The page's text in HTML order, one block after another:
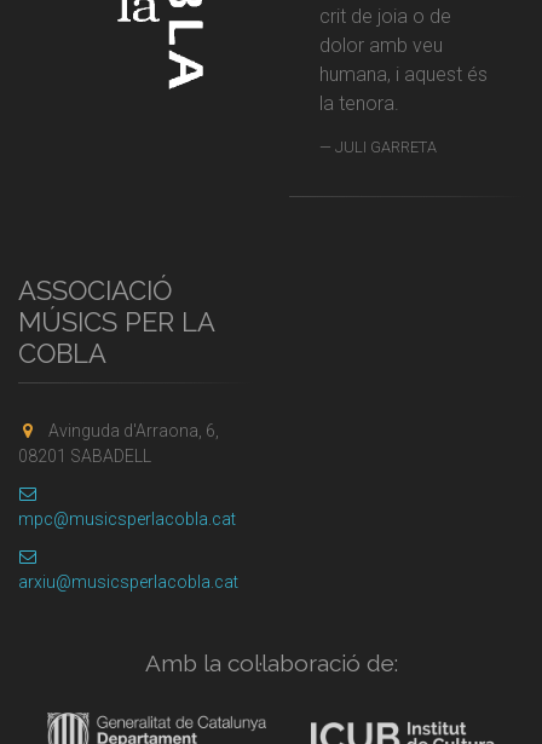
crit de joia o de
dolor amb veu
humana, i aquest és
la tenora.
JULI GARRETA
ASSOCIACIÓ
MÚSICS PER LA
COBLA
Avinguda d'Arraona, 6,
08201 SABADELL
mpc@musicsperlacobla.cat
arxiu@musicsperlacobla.cat
Amb la col·laboració de: